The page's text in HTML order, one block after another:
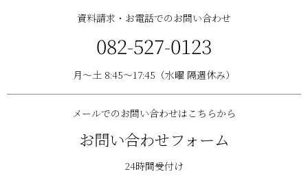
資料請求・お電話でのお問い合わせ
082-527-0123
月〜土 8:45〜17:45（水曜 隔週休み）
メールでのお問い合わせはこちらから
お問い合わせフォーム
24時間受付け